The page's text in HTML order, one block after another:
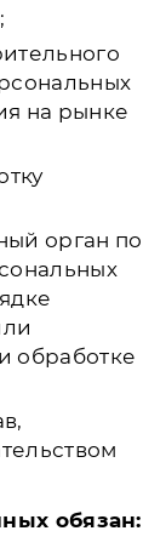
на рынке
орган по
обработке
обязан: